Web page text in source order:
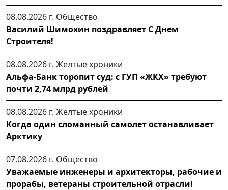
08.08.2026 г. Общество
Василий Шимохин поздравляет С Днем
Строителя!
08.08.2026 г. Желтые хроники
Альфа-Банк торопит суд: с ГУП «ЖКХ» требуют
почти 2,74 млрд рублей
08.08.2026 г. Желтые хроники
Когда один сломанный самолет останавливает
Арктику
07.08.2026 г. Общество
Уважаемые инженеры и архитекторы, рабочие и
прорабы, ветераны строительной отрасли!